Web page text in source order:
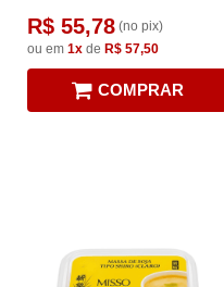
R$ 55,78 (no pix)
ou em 1x de R$ 57,50
COMPRAR